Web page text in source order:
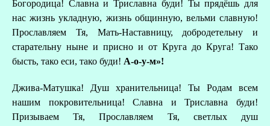
Богородица! Славна и Триславна буди! Ты прядёшь для
нас жизнь укладную, жизнь общинную, вельми славную!
Прославляем Тя, Мать-Наставницу, добродетельну и
старательну ныне и присно и от Круга до Круга! Тако
бысть, тако еси, тако буди! А-о-у-м»!
Джива-Матушка! Душ хранительница! Ты Родам всем
нашим покровительница! Славна и Триславна буди!
Призываем Тя, Прославляем Тя, светлых душ